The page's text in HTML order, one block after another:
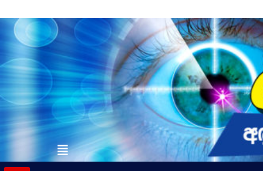
to
contentvinivida.lk